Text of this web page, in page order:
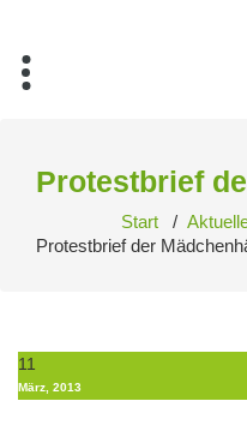
springen
Protestbrief
Start /
Protestbrief der
11
März, 2013